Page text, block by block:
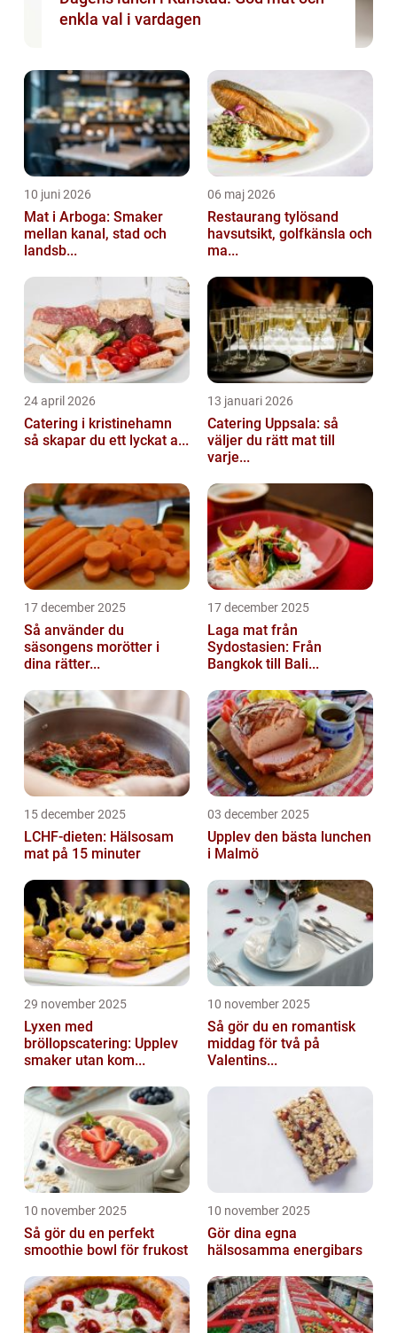
enkla val i vardagen
10 juni 2026
Mat i Arboga: Smaker
mellan kanal, stad och
landsb...
06 maj 2026
Restaurang tylösand
havsutsikt, golfkänsla och
ma...
24 april 2026
Catering i kristinehamn
så skapar du ett lyckat a...
13 januari 2026
Catering Uppsala: så
väljer du rätt mat till
varje...
17 december 2025
Så använder du
säsongens morötter i
dina rätter...
17 december 2025
Laga mat från
Sydostasien: Från
Bangkok till Bali...
15 december 2025
LCHF-dieten: Hälsosam
mat på 15 minuter
03 december 2025
Upplev den bästa lunchen
i Malmö
29 november 2025
Lyxen med
bröllopscatering: Upplev
smaker utan kom...
10 november 2025
Så gör du en romantisk
middag för två på
Valentins...
10 november 2025
Så gör du en perfekt
smoothie bowl för frukost
10 november 2025
Gör dina egna
hälsosamma energibars